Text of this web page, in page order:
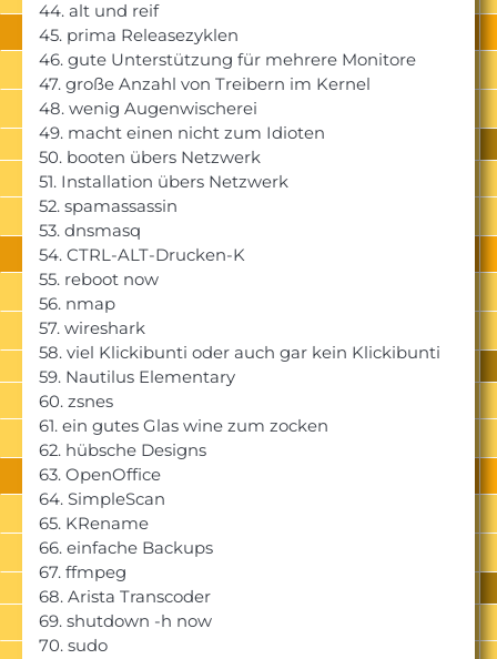
44. alt und reif
45. prima Releasezyklen
46. gute Unterstützung für mehrere Monitore
47. große Anzahl von Treibern im Kernel
48. wenig Augenwischerei
49. macht einen nicht zum Idioten
50. booten übers Netzwerk
51. Installation übers Netzwerk
52. spamassassin
53. dnsmasq
54. CTRL-ALT-Drucken-K
55. reboot now
56. nmap
57. wireshark
58. viel Klickibunti oder auch gar kein Klickibunti
59. Nautilus Elementary
60. zsnes
61. ein gutes Glas wine zum zocken
62. hübsche Designs
63. OpenOffice
64. SimpleScan
65. KRename
66. einfache Backups
67. ffmpeg
68. Arista Transcoder
69. shutdown -h now
70. sudo